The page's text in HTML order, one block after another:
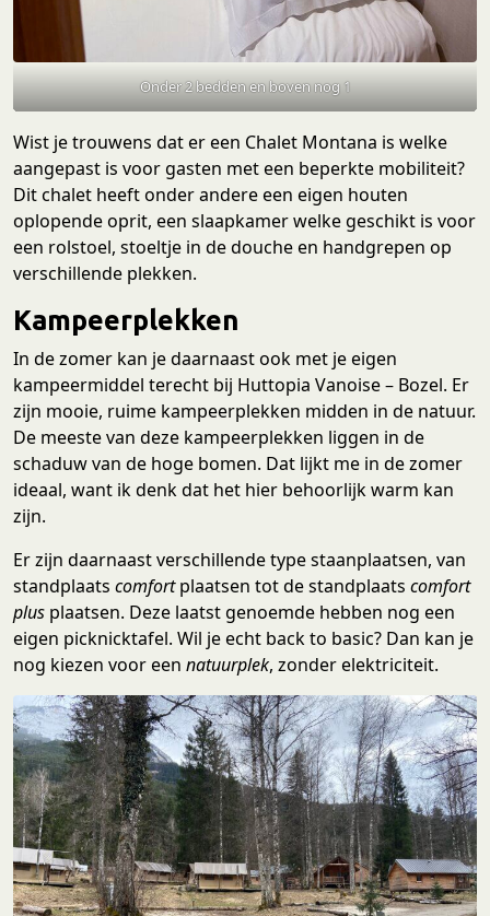
Onder 2 bedden en boven nog 1
Wist je trouwens dat er een Chalet Montana is welke
aangepast is voor gasten met een beperkte mobiliteit?
Dit chalet heeft onder andere een eigen houten
oplopende oprit, een slaapkamer welke geschikt is voor
een rolstoel, stoeltje in de douche en handgrepen op
verschillende plekken.
Kampeerplekken
In de zomer kan je daarnaast ook met je eigen
kampeermiddel terecht bij Huttopia Vanoise – Bozel. Er
zijn mooie, ruime kampeerplekken midden in de natuur.
De meeste van deze kampeerplekken liggen in de
schaduw van de hoge bomen. Dat lijkt me in de zomer
ideaal, want ik denk dat het hier behoorlijk warm kan
zijn.
Er zijn daarnaast verschillende type staanplaatsen, van
standplaats comfortplaatsen tot de standplaats comfort
plus plaatsen. Deze laatst genoemde hebben nog een
eigen picknicktafel. Wil je echt back to basic? Dan kan je
nog kiezen voor een natuurplek, zonder elektriciteit.